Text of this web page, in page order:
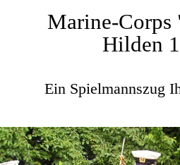
Marine-
Hilden
Ein Spielmannszug